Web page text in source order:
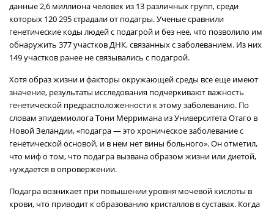
данные 2,6 миллиона человек из 13 различных групп, среди
которых 120 295 страдали от подагры. Ученые сравнили
генетические коды людей с подагрой и без нее, что позволило им
обнаружить 377 участков ДНК, связанных с заболеванием. Из них
149 участков ранее не связывались с подагрой.
Хотя образ жизни и факторы окружающей среды все еще имеют
значение, результаты исследования подчеркивают важность
генетической предрасположенности к этому заболеванию. По
словам эпидемиолога Тони Мерримана из Университета Отаго в
Новой Зеландии, «подагра — это хроническое заболевание с
генетической основой, и в нем нет вины больного». Он отметил,
что миф о том, что подагра вызвана образом жизни или диетой,
нуждается в опровержении.
Подагра возникает при повышении уровня мочевой кислоты в
крови, что приводит к образованию кристаллов в суставах. Когда